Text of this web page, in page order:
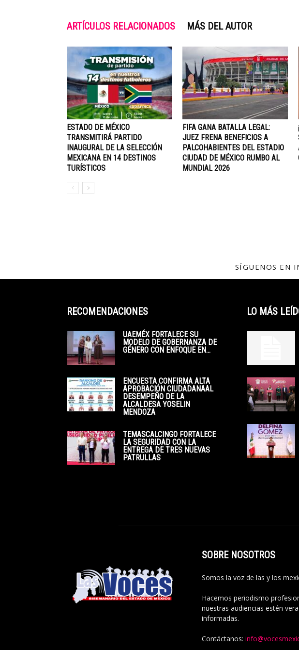
ARTÍCULOS RELACIONADOS MÁS DEL AUTOR
ESTADO DE MÉXICO
TRANSMITIRÁ PARTIDO
INAUGURAL DE LA SELECCIÓN
MEXICANA EN 14 DESTINOS
TURÍSTICOS
FIFA GANA BATALLA LEGAL:
JUEZ FRENA BENEFICIOS A
PALCOHABIENTES DEL ESTADIO
CIUDAD DE MÉXICO RUMBO AL
MUNDIAL 2026
SÍGUENOS EN
RECOMENDACIONES
UAEMÉX FORTALECE SU
MODELO DE GOBERNANZA DE
GÉNERO CON ENFOQUE EN...
ENCUESTA CONFIRMA ALTA
APROBACIÓN CIUDADANAAL
DESEMPEÑO DE LA
ALCALDESA YOSELIN
MENDOZA
TEMASCALCINGO FORTALECE
LA SEGURIDAD CON LA
ENTREGA DE TRES NUEVAS
PATRULLAS
LO MÁS
SOBRE NOSOTROS
Somos la voz de las y los
Hacemos periodismo
nuestras audiencias estén
informadas.
Contáctanos: